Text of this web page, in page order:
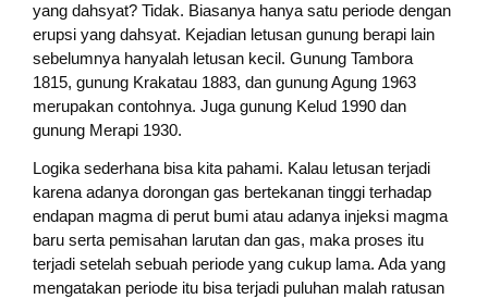
yang dahsyat? Tidak. Biasanya hanya satu periode dengan
erupsi yang dahsyat. Kejadian letusan gunung berapi lain
sebelumnya hanyalah letusan kecil. Gunung Tambora
1815, gunung Krakatau 1883, dan gunung Agung 1963
merupakan contohnya. Juga gunung Kelud 1990 dan
gunung Merapi 1930.
Logika sederhana bisa kita pahami. Kalau letusan terjadi
karena adanya dorongan gas bertekanan tinggi terhadap
endapan magma di perut bumi atau adanya injeksi magma
baru serta pemisahan larutan dan gas, maka proses itu
terjadi setelah sebuah periode yang cukup lama. Ada yang
mengatakan periode itu bisa terjadi puluhan malah ratusan